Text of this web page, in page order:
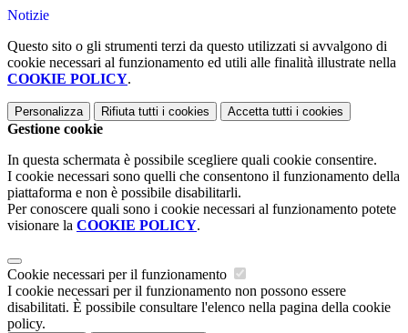
Notizie
Questo sito o gli strumenti terzi da questo utilizzati si avvalgono di
cookie necessari al funzionamento ed utili alle finalità illustrate nella
COOKIE POLICY.
Personalizza Rifiuta tutti i cookies Accetta tutti i cookies
Gestione cookie
In questa schermata è possibile scegliere quali cookie consentire.
I cookie necessari sono quelli che consentono il funzionamento della
piattaforma e non è possibile disabilitarli.
Per conoscere quali sono i cookie necessari al funzionamento potete
visionare la COOKIE POLICY.
Cookie necessari per il funzionamento
I cookie necessari per il funzionamento non possono essere
disabilitati. È possibile consultare l'elenco nella pagina della cookie
policy.